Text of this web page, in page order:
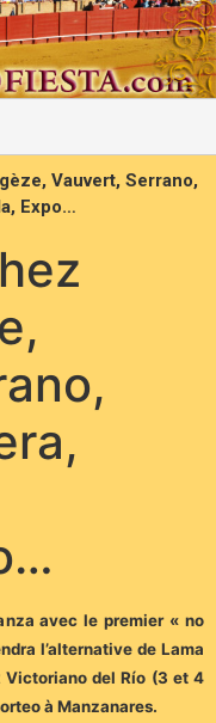
Vauvert, Serrano,
Expo…
avec le premier « no
l’alternative de Lama
Victoriano del Río (3 et 4
à Manzanares.